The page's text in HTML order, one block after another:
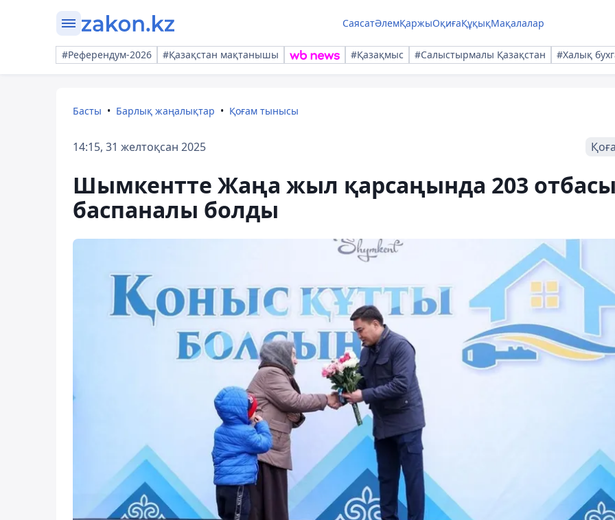
СаясатӘлемҚаржыОқиғаҚұқықМақалалар
#Референдум-2026 #Қазақстан мақтанышы #Қазақмыс #Салыстырмалы Қазақстан #Халық
Басты Барлық жаңалықтар Қоғам тынысы
14:15, 31 желтоқсан 2025
Шымкентте Жаңа жыл қарсаңында 203
баспаналы болды